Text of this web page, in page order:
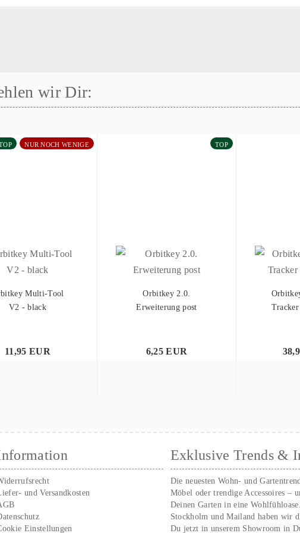
wir Dir:
NUR NOCH WENIGE
Multi-Tool
V2 - black
11,95 EUR
TOP
Orbitkey 2.0.
Erweiterung post
6,25 EUR
und Versandkosten
Einstellungen
Exklusive Trends &
Die neuesten Wohn- und
Möbel oder trendige Accessoires –
Deinen Garten in eine
Stockholm und Mailand haben wir
Du jetzt in unserem Showroom in